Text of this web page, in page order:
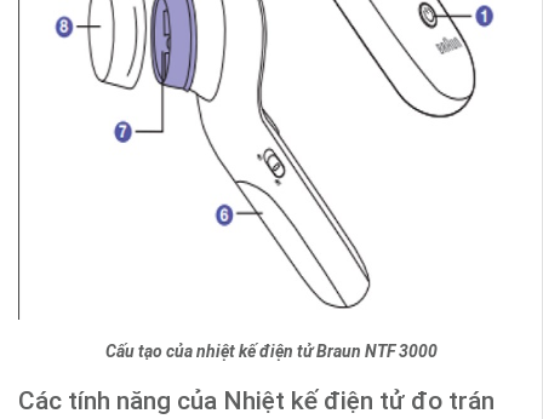
Cấu tạo của nhiệt kế điện tử Braun NTF 3000
Các tính năng của Nhiệt kế điện tử đo trán